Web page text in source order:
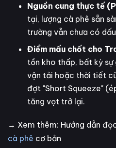
Nguồn cung thực tế
tại, lượng cà phê sẵn
trường vẫn chưa có
Điểm mấu chốt cho
tồn kho thấp, bất kỳ sự
vận tải hoặc thời tiết
đợt "Short Squeeze"
tăng vọt trở lại.
→ Xem thêm: Hướng dẫn
cà phê cơ bản